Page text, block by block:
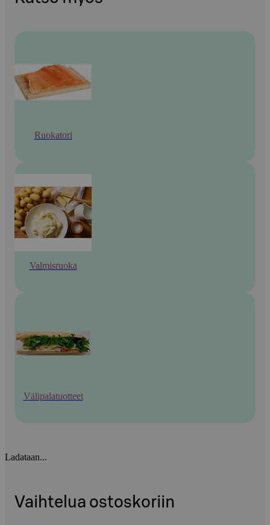
Ruokatori
Valmisruoka
Välipalatuotteet
Ladataan...
Vaihtelua ostoskoriin